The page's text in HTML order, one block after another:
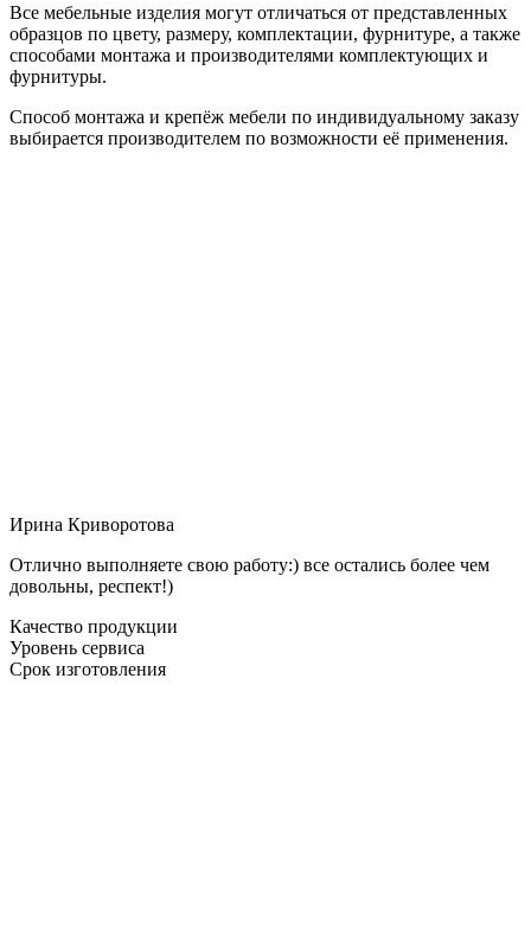
Все мебельные изделия могут отличаться от представленных
образцов по цвету, размеру, комплектации, фурнитуре, а также
способами монтажа и производителями комплектующих и
фурнитуры.
Способ монтажа и крепёж мебели по индивидуальному заказу
выбирается производителем по возможности её применения.
Ирина Криворотова
Отлично выполняете свою работу:) все остались более чем
довольны, респект!)
Качество продукции
Уровень сервиса
Срок изготовления